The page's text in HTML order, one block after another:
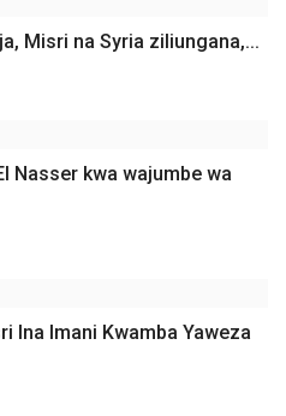
Misri na Syria ziliungana,...
Nasser kwa wajumbe wa
Ina Imani Kwamba Yaweza